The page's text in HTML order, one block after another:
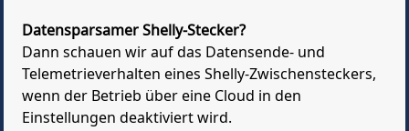
Datensparsamer Shelly-Stecker?
Dann schauen wir auf das Datensende- und
Telemetrieverhalten eines Shelly-Zwischensteckers,
wenn der Betrieb über eine Cloud in den
Einstellungen deaktiviert wird.